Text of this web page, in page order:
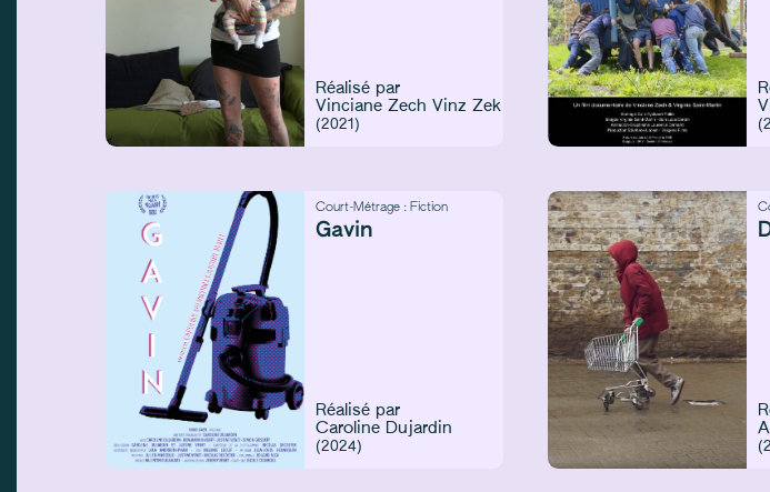
Réalisé par
Vinciane Zech Vinz Zek
(2021)
Court-Métrage : Fiction
Gavin
Réalisé par
Caroline Dujardin
(2024)